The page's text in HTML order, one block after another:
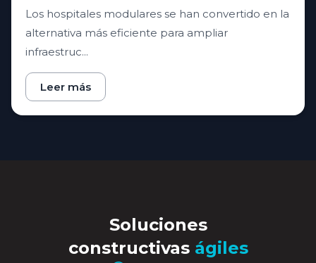
Los hospitales modulares se han convertido en la
alternativa más eficiente para ampliar
infraestruc...
Leer más
Soluciones
constructivas ágiles